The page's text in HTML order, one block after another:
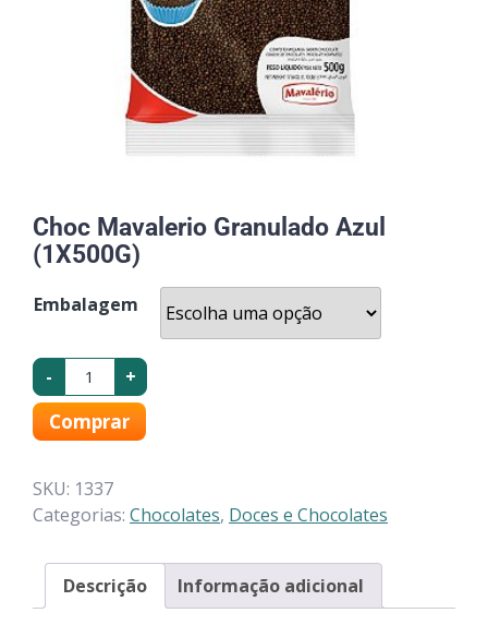
Choc Mavalerio Granulado Azul
(1X500G)
Embalagem
- +
Comprar
SKU: 1337
Categorias: Chocolates, Doces e Chocolates
Descrição Informação adicional